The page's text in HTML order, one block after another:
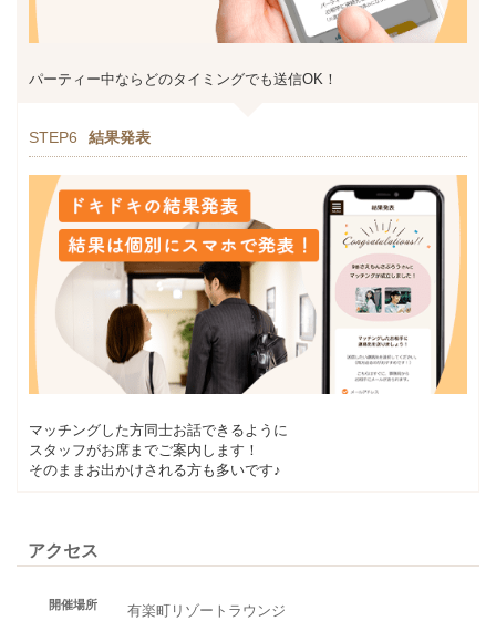
パーティー中ならどのタイミングでも送信OK！
STEP6 結果発表
マッチングした方同士お話できるように
スタッフがお席までご案内します！
そのままお出かけされる方も多いです♪
アクセス
開催場所
有楽町リゾートラウンジ